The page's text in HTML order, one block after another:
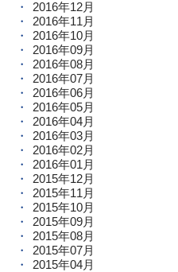
2016年12月
2016年11月
2016年10月
2016年09月
2016年08月
2016年07月
2016年06月
2016年05月
2016年04月
2016年03月
2016年02月
2016年01月
2015年12月
2015年11月
2015年10月
2015年09月
2015年08月
2015年07月
2015年04月